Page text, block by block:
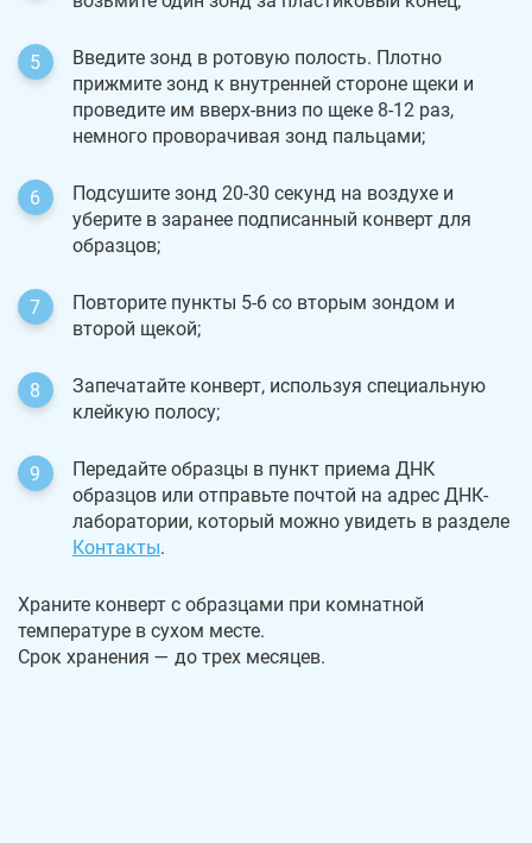
Введите зонд в ротовую полость. Плотно
прижмите зонд к внутренней стороне щеки и
проведите им вверх-вниз по щеке 8-12 раз,
немного проворачивая зонд пальцами;
Подсушите зонд 20-30 секунд на воздухе и
уберите в заранее подписанный конверт для
образцов;
Повторите пункты 5-6 со вторым зондом и
второй щекой;
Запечатайте конверт, используя специальную
клейкую полосу;
Передайте образцы в пункт приема ДНК
образцов или отправьте почтой на адрес ДНК-
лаборатории, который можно увидеть в разделе
Контакты.
Храните конверт с образцами при комнатной
температуре в сухом месте.
Срок хранения — до трех месяцев.